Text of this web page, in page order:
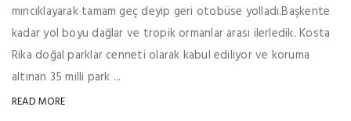
mıncıklayarak tamam geç deyip geri otobüse yolladı.Başkente
kadar yol boyu dağlar ve tropik ormanlar arası ilerledik. Kosta
Rika doğal parklar cenneti olarak kabul ediliyor ve koruma
altınan 35 milli park ...
READ MORE